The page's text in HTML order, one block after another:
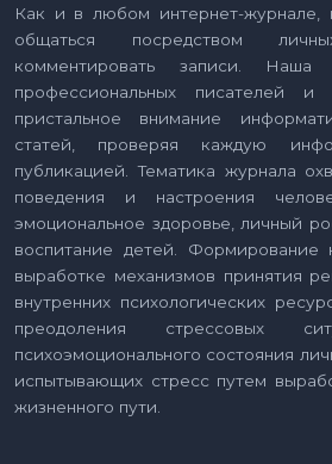
Как и в любом интернет-журнале,
общаться посредством
комментировать записи. Наша
профессиональных писателей и
пристальное внимание
статей, проверяя каждую
публикацией. Тематика журнала
поведения и настроения
эмоциональное здоровье, личный
воспитание детей. Формирование
выработке механизмов принятия
внутренних психологических
преодоления стрессовых
психоэмоционального состояния
испытывающих стресс путем
жизненного пути.